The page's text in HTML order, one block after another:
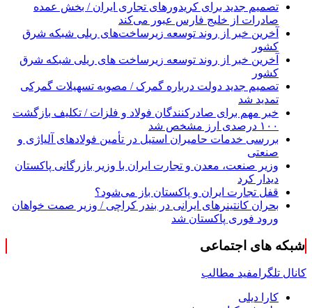
تصمیم جدید برای کریدورهای تجاری ایران / بخش عمده
صادرات از خلیج فارس عبور می‌کند
آخرین خبر از روند توسعه زیرساخت‌های ریلی شبکه شرق
کشور
آخرین خبر از روند توسعه زیرساخت های ریلی شبکه شرق
کشور
تصمیم جدید دولت درباره گمرک / مصوبه تسهیلات گمرکی
تمدید شد
خبر مهم برای صادرکنندگان فولاد و فلزات / تکلیف بازگشت
۱۰۰ درصدی ارز مشخص شد
بررسی خدمات حامیران استیل در تأمین فولادهای آلیاژی و
صنعتی
وزیر صنعت، معدن و تجارت ایران با وزیر بازرگانی پاکستان
دیدار کرد
قفل تجارت ایران و پاکستان باز می‌شود؟
بحران کانتینر‌های ایرانی در بندر کراچی / وزیر صمت خواهان
ورود فوری پاکستان شد
شبکه های اجتماعی
کانال تلگرامفید مطالب
کارا دیلی